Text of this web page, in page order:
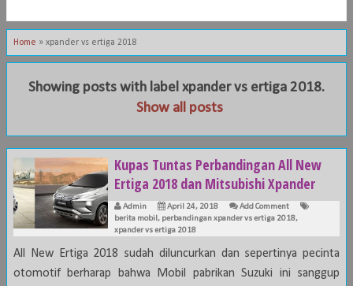
Home » xpander vs ertiga 2018
Showing posts with label xpander vs ertiga 2018.
Show all posts
Kupas Tuntas Perbandingan All New
Ertiga 2018 dan Mitsubishi Xpander
Admin April 24, 2018
Add Comment
berita mobil , perbandingan xpander vs ertiga 2018,
xpander vs ertiga 2018
All New Ertiga 2018 sudah diluncurkan dan sepertinya pecinta
otomotif berharap bahwa Mobil pabrikan Suzuki ini sanggup